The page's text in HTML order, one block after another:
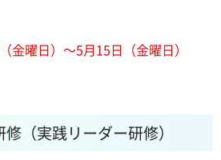
金曜日）～5月15日（金曜日）
（実践リーダー研修）